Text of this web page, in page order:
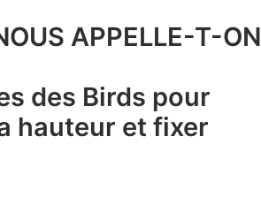
APPELLE-T-ON
des Birds pour
hauteur et fixer